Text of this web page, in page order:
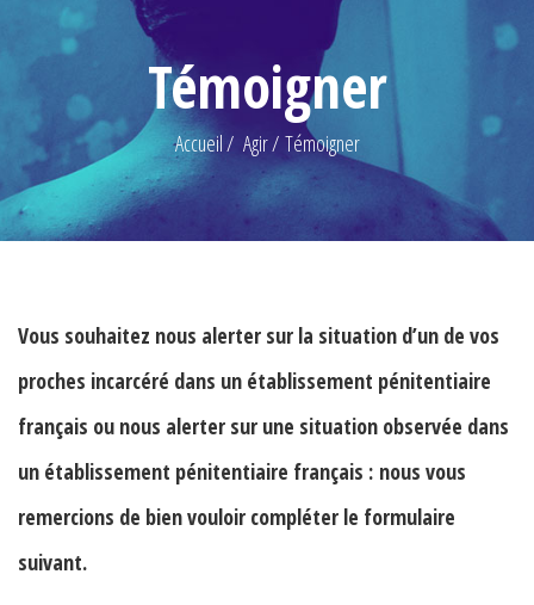
Témoigner
Accueil Agir Témoigner
Vous souhaitez nous alerter sur la situation d’un de vos
proches incarcéré dans un établissement pénitentiaire
français ou nous alerter sur une situation observée dans
un établissement pénitentiaire français : nous vous
remercions de bien vouloir compléter le formulaire
suivant.